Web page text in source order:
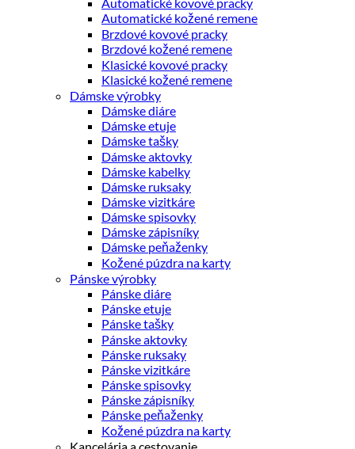
Automatické kožené remene
Brzdové kovové pracky
Brzdové kožené remene
Klasické kovové pracky
Klasické kožené remene
Dámske výrobky
Dámske diáre
Dámske etuje
Dámske tašky
Dámske aktovky
Dámske kabelky
Dámske ruksaky
Dámske vizitkáre
Dámske spisovky
Dámske zápisníky
Dámske peňaženky
Kožené púzdra na karty
Pánske výrobky
Pánske diáre
Pánske etuje
Pánske tašky
Pánske aktovky
Pánske ruksaky
Pánske vizitkáre
Pánske spisovky
Pánske zápisníky
Pánske peňaženky
Kožené púzdra na karty